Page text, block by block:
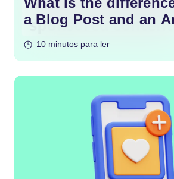
a Blog Post and an
10 minutos para ler